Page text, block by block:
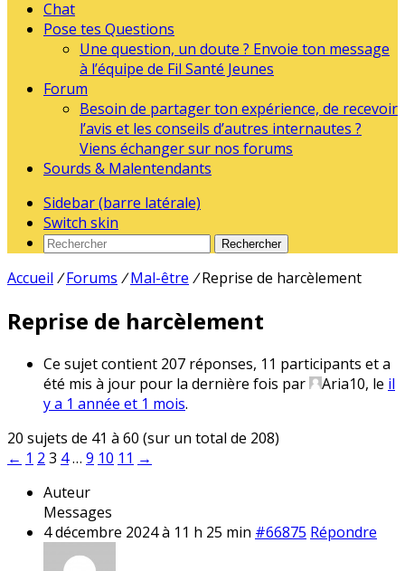
Chat
Pose tes Questions
Une question, un doute ? Envoie ton message
à l’équipe de Fil Santé Jeunes
Forum
Besoin de partager ton expérience, de recevoir
l’avis et les conseils d’autres internautes ?
Viens échanger sur nos forums
Sourds & Malentendants
Sidebar (barre latérale)
Switch skin
Rechercher
Accueil / Forums / Mal-être / Reprise de harcèlement
Reprise de harcèlement
Ce sujet contient 207 réponses, 11 participants et a
été mis à jour pour la dernière fois par
Aria10, le il
y a 1 année et 1 mois.
20 sujets de 41 à 60 (sur un total de 208)
← 1 2 3 4… 9 10 11 →
Auteur
Messages
4 décembre 2024 à 11 h 25 min #66875 Répondre